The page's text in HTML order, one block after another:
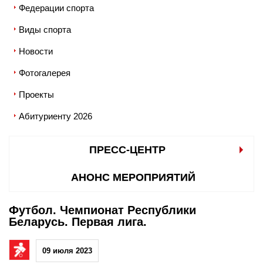
Федерации спорта
Виды спорта
Новости
Фотогалерея
Проекты
Абитуриенту 2026
ПРЕСС-ЦЕНТР
АНОНС МЕРОПРИЯТИЙ
Футбол. Чемпионат Республики
Беларусь. Первая лига.
09 июля 2023